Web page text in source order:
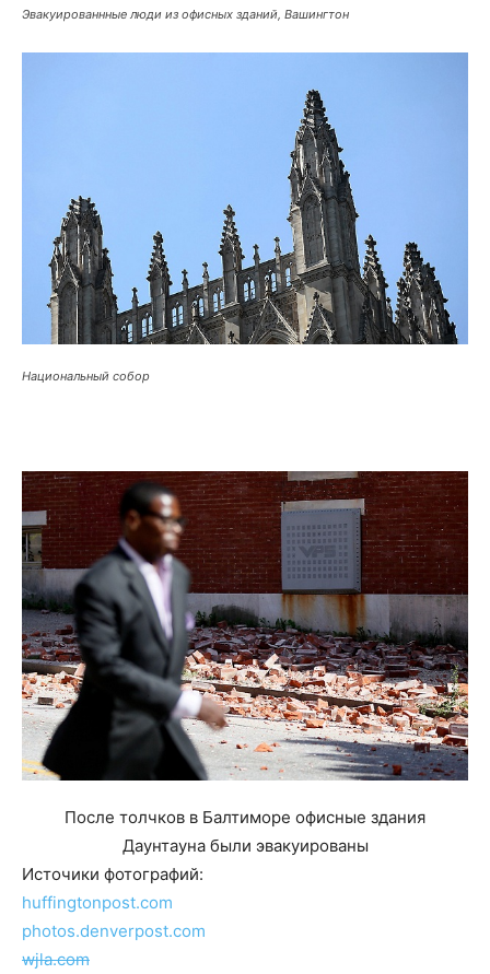
Эвакуированнные люди из офисных зданий, Вашингтон
Национальный собор
После толчков в Балтиморе офисные здания
Даунтауна были эвакуированы
Источики фотографий:
huffingtonpost.com
photos.denverpost.com
wjla.com